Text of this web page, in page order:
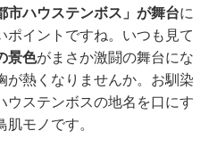
市ハウステンボス」が舞台に
ポイントですね。いつも見て
景色がまさか激闘の舞台にな
が熱くなりませんか。お馴染
ウステンボスの地名を口にす
モノです。